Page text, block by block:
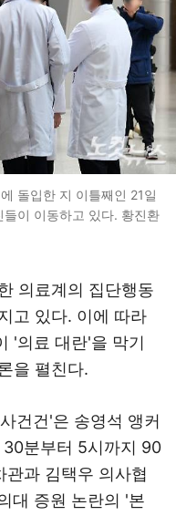
돌입한 지 이틀째인 21일
이 이동하고 있다. 황진환
의료계의 집단행동
고 있다. 이에 따라
'의료 대란'을 막기
을 펼친다.
건건'은 송영석 앵커
분부터 5시까지 90
과 김택우 의사협
대 증원 논란의 '본